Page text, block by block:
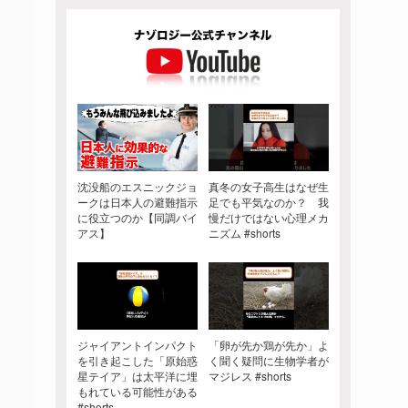
沈没船のエスニックジョ
ークは日本人の避難指示
に役立つのか【同調バイ
アス】
真冬の女子高生はなぜ生
足でも平気なのか？ 我
慢だけではない心理メカ
ニズム #shorts
ジャイアントインパクト
を引き起こした「原始惑
星テイア」は太平洋に埋
もれている可能性がある
「卵が先か鶏が先か」よ
く聞く疑問に生物学者が
マジレス #shorts